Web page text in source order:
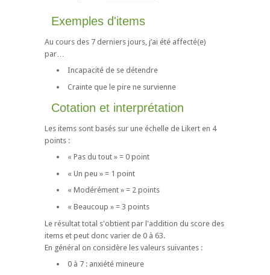
Exemples d'items
Au cours des 7 derniers jours, j’ai été affecté(e)
par…
Incapacité de se détendre
Crainte que le pire ne survienne
Cotation et interprétation
Les items sont basés sur une échelle de Likert en 4
points :
« Pas du tout » = 0 point
« Un peu » = 1 point
« Modérément » = 2 points
« Beaucoup » = 3 points
Le résultat total s'obtient par l'addition du score des
items et peut donc varier de 0 à 63.
En général on considère les valeurs suivantes :
0 à 7 : anxiété mineure